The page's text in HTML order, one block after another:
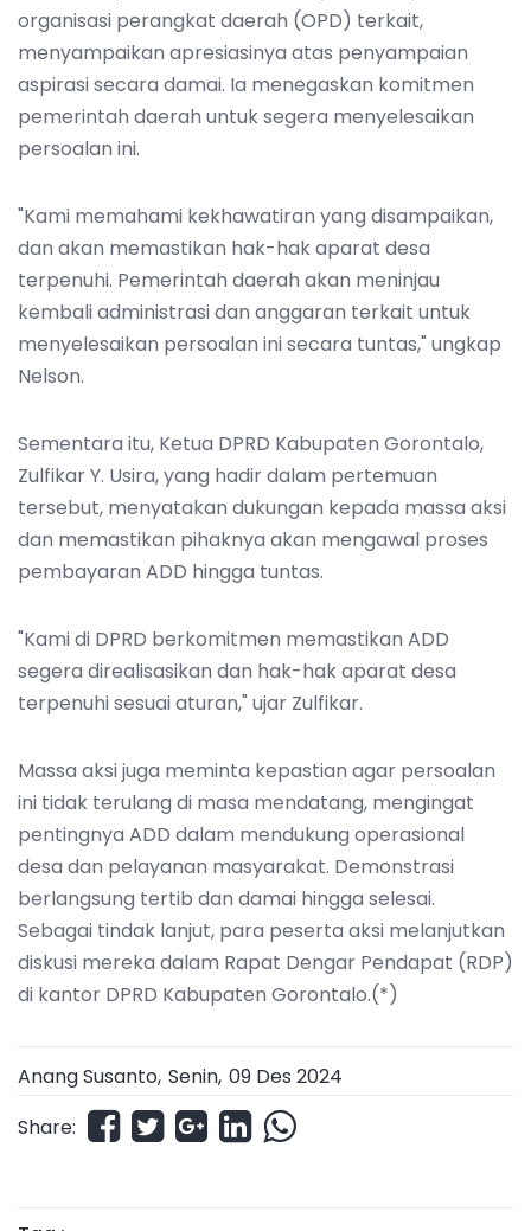
organisasi perangkat daerah (OPD) terkait,
menyampaikan apresiasinya atas penyampaian
aspirasi secara damai. Ia menegaskan komitmen
pemerintah daerah untuk segera menyelesaikan
persoalan ini.
"Kami memahami kekhawatiran yang disampaikan,
dan akan memastikan hak-hak aparat desa
terpenuhi. Pemerintah daerah akan meninjau
kembali administrasi dan anggaran terkait untuk
menyelesaikan persoalan ini secara tuntas," ungkap
Nelson.
Sementara itu, Ketua DPRD Kabupaten Gorontalo,
Zulfikar Y. Usira, yang hadir dalam pertemuan
tersebut, menyatakan dukungan kepada massa aksi
dan memastikan pihaknya akan mengawal proses
pembayaran ADD hingga tuntas.
"Kami di DPRD berkomitmen memastikan ADD
segera direalisasikan dan hak-hak aparat desa
terpenuhi sesuai aturan," ujar Zulfikar.
Massa aksi juga meminta kepastian agar persoalan
ini tidak terulang di masa mendatang, mengingat
pentingnya ADD dalam mendukung operasional
desa dan pelayanan masyarakat. Demonstrasi
berlangsung tertib dan damai hingga selesai.
Sebagai tindak lanjut, para peserta aksi melanjutkan
diskusi mereka dalam Rapat Dengar Pendapat (RDP)
di kantor DPRD Kabupaten Gorontalo.(*)
Anang Susanto, Senin, 09 Des 2024
Share: